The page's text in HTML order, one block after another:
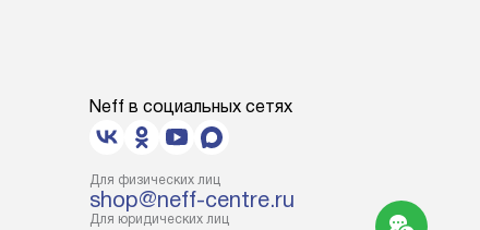
Neff в социальных сетях
Для физических лиц
shop@neff-centre.ru
Для юридических лиц